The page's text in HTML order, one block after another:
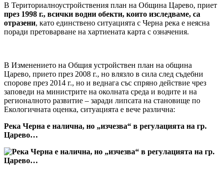
В Териториалноустройствения план на Община Царево, приет
през 1998 г., всички водни обекти, които изследваме, са
отразени, като единствено ситуацията с Черна река е неясна
поради претоварване на хартиената карта с означения.
В Изменението на Общия устройствен план на община
Царево, прието през 2008 г., но влязло в сила след съдебни
спорове през 2014 г., но и веднага със спряно действие чрез
заповеди на министрите на околната среда и водите и на
регионалното развитие – заради липсата на становище по
Екологичната оценка, ситуацията е вече различна:
Река Черна е налична, но „изчезва“ в регулацията на гр.
Царево…